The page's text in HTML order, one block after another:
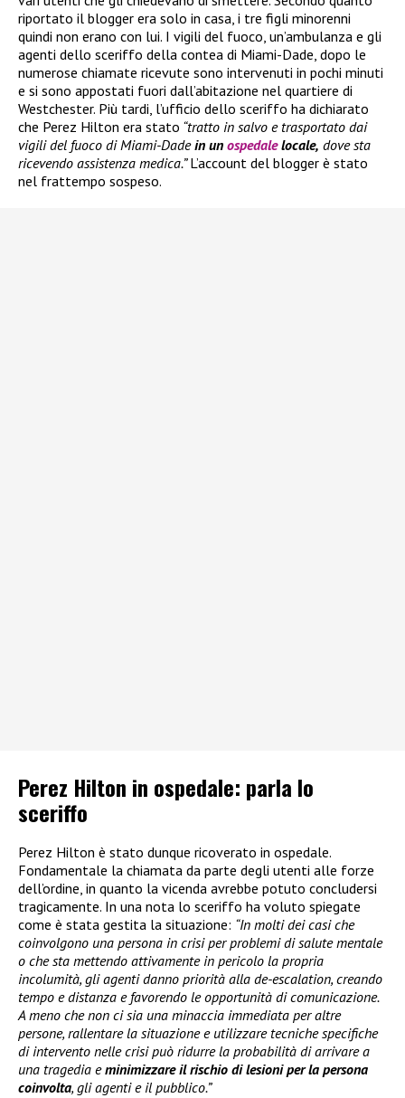
riportato il blogger era solo in casa, i tre figli minorenni
quindi non erano con lui. I vigili del fuoco, un’ambulanza e gli
agenti dello sceriffo della contea di Miami-Dade, dopo le
numerose chiamate ricevute sono intervenuti in pochi minuti
e si sono appostati fuori dall’abitazione nel quartiere di
Westchester. Più tardi, l’ufficio dello sceriffo ha dichiarato
che Perez Hilton era stato “tratto in salvo e trasportato dai
vigili del fuoco di Miami-Dadein un ospedalelocale, dove sta
ricevendo assistenza medica.”L’account del blogger è stato
nel frattempo sospeso.
Perez Hilton in ospedale: parla lo
sceriffo
Perez Hilton è stato dunque ricoverato in ospedale.
Fondamentale la chiamata da parte degli utenti alle forze
dell’ordine, in quanto la vicenda avrebbe potuto concludersi
tragicamente. In una nota lo sceriffo ha voluto spiegate
come è stata gestita la situazione: “In molti dei casi che
coinvolgono una persona in crisi per problemi di salute mentale
o che sta mettendo attivamente in pericolo la propria
incolumità, gli agenti danno priorità alla de-escalation, creando
tempo e distanza e favorendo le opportunità di comunicazione.
A meno che non ci sia una minaccia immediata per altre
persone, rallentare la situazione e utilizzare tecniche specifiche
di intervento nelle crisi può ridurre la probabilità di arrivare a
una tragedia eminimizzare il rischio di lesioni per la persona
coinvolta, gli agenti e il pubblico.”